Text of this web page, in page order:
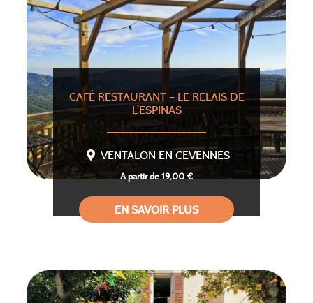
CAFÉ RESTAURANT – LE RELAIS DE
L’ESPINAS
VENTALON EN CEVENNES
A partir de 19,00 €
EN SAVOIR PLUS